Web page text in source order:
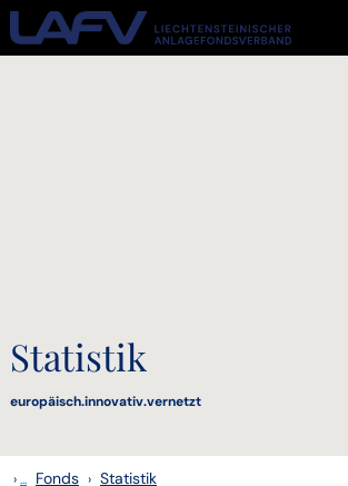
Zum Inhalt springen
Statistik
europäisch.innovativ.vernetzt
›... Fonds › Statistik